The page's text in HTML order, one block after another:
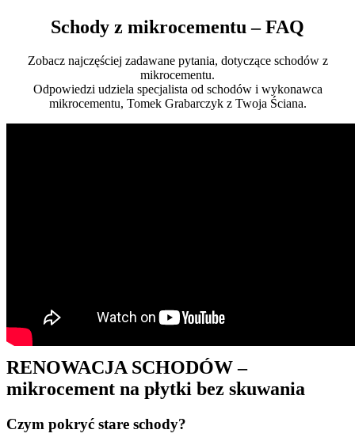
Schody z mikrocementu – FAQ
Zobacz najczęściej zadawane pytania, dotyczące schodów z
mikrocementu.
Odpowiedzi udziela specjalista od schodów i wykonawca
mikrocementu, Tomek Grabarczyk z Twoja Ściana.
RENOWACJA SCHODÓW –
mikrocement na płytki bez skuwania
Czym pokryć stare schody?